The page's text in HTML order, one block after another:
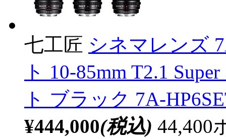
七工匠 シネマレンズ
ト 10-85mm T2.1
ト ブラック 7A-
¥444,000(税込) 44,400